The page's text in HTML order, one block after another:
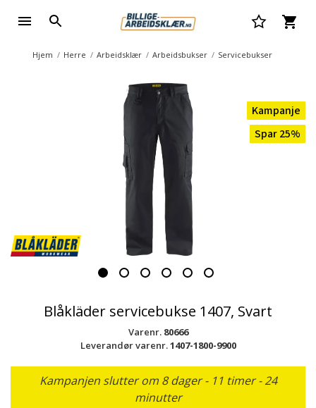
Hjem Herre Arbeidsklær Arbeidsbukser Servicebukser
Kampanje
Spar 25%
Blåkläder servicebukse 1407, Svart
Varenr. 80666
Leverandør varenr.1407-1800-9900
Kampanjen slutter om 8 dager - 11 timer - 24
minutter